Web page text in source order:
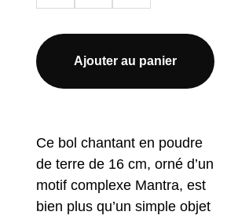
Ajouter au panier
Ce bol chantant en poudre
de terre de 16 cm, orné d’un
motif complexe Mantra, est
bien plus qu’un simple objet